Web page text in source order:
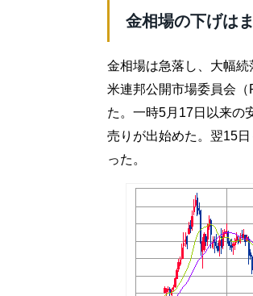
金相場の下げは
金相場は急落し、大幅
米連邦公開市場委員会
た。一時5月17日以来の
売りが出始めた。翌15
った。